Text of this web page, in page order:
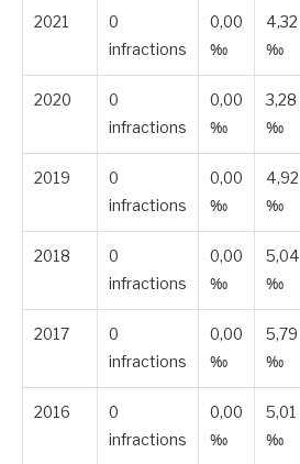
2021
0
infractions
0,00
‰
4,32
‰
2020
0
infractions
0,00
‰
3,28
‰
2019
0
infractions
0,00
‰
4,92
‰
2018
0
infractions
0,00
‰
5,04
‰
2017
0
infractions
0,00
‰
5,79
‰
2016
0
infractions
0,00
‰
5,01
‰